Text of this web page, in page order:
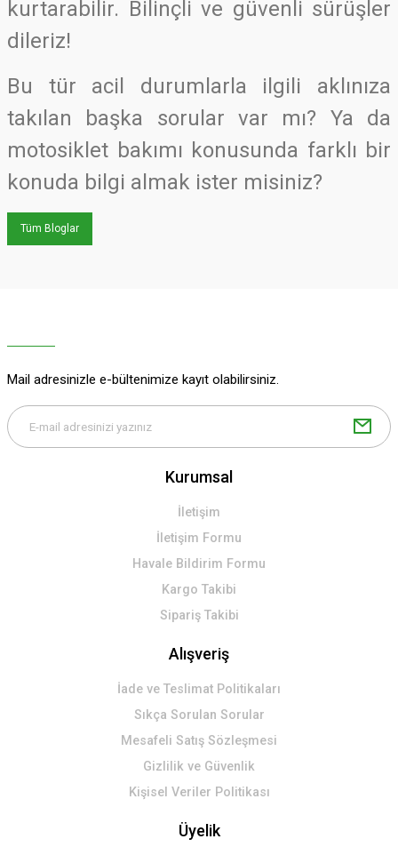
kurtarabilir. Bilinçli ve güvenli sürüşler
dileriz!
Bu tür acil durumlarla ilgili aklınıza
takılan başka sorular var mı? Ya da
motosiklet bakımı konusunda farklı bir
konuda bilgi almak ister misiniz?
Tüm Bloglar
Mail adresinizle e-bültenimize kayıt olabilirsiniz.
Kurumsal
İletişim
İletişim Formu
Havale Bildirim Formu
Kargo Takibi
Sipariş Takibi
Alışveriş
İade ve Teslimat Politikaları
Sıkça Sorulan Sorular
Mesafeli Satış Sözleşmesi
Gizlilik ve Güvenlik
Kişisel Veriler Politikası
Üyelik